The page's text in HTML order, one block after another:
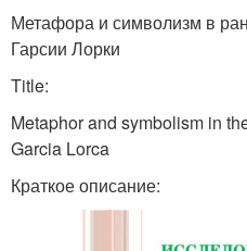
Метафора и символизм в
Гарсии Лорки
Title:
Metaphor and symbolism in
Garcia Lorca
Краткое описание: